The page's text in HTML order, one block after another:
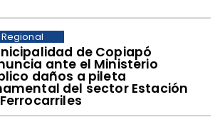
de Copiapó
ante el Ministerio
daños a pileta
del sector Estación
Regional